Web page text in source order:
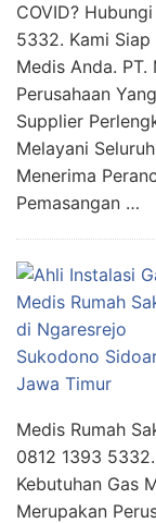
COVID?
5332. Kami
Medis Anda.
Perusahaan
Supplier
Melayani
Menerima
Pemasangan …
Medis Rumah
0812 1393
Kebutuhan Gas
Merupakan